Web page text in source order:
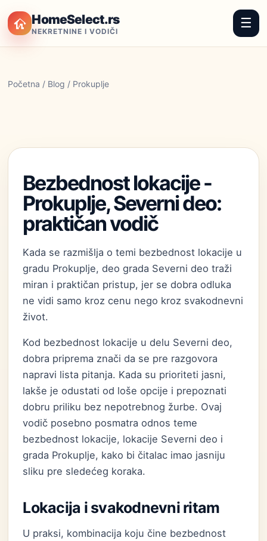
HomeSelect.rs
NEKRETNINE I VODIČI
☰
Početna / Blog / Prokuplje
Bezbednost lokacije -
Prokuplje, Severni deo:
praktičan vodič
Kada se razmišlja o temi bezbednost lokacije u
gradu Prokuplje, deo grada Severni deo traži
miran i praktičan pristup, jer se dobra odluka
ne vidi samo kroz cenu nego kroz svakodnevni
život.
Kod bezbednost lokacije u delu Severni deo,
dobra priprema znači da se pre razgovora
napravi lista pitanja. Kada su prioriteti jasni,
lakše je odustati od loše opcije i prepoznati
dobru priliku bez nepotrebnog žurbe. Ovaj
vodič posebno posmatra odnos teme
bezbednost lokacije, lokacije Severni deo i
grada Prokuplje, kako bi čitalac imao jasniju
sliku pre sledećeg koraka.
Lokacija i svakodnevni ritam
U praksi, kombinacija koju čine bezbednost